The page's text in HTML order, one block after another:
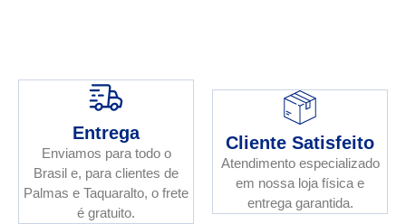
Entrega
Enviamos para todo o
Brasil e, para clientes de
Palmas e Taquaralto, o frete
é gratuito.
Cliente Satisfeito
Atendimento especializado
em nossa loja física e
entrega garantida.